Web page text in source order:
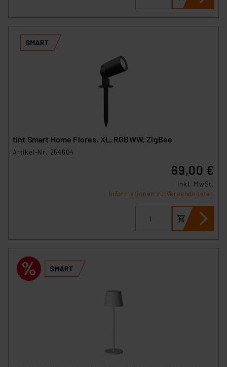
tint Smart Home Flores, XL, RGBWW, ZigBee
Artikel-Nr. 254604
69,00 €
inkl. MwSt.
Informationen zu Versandkosten